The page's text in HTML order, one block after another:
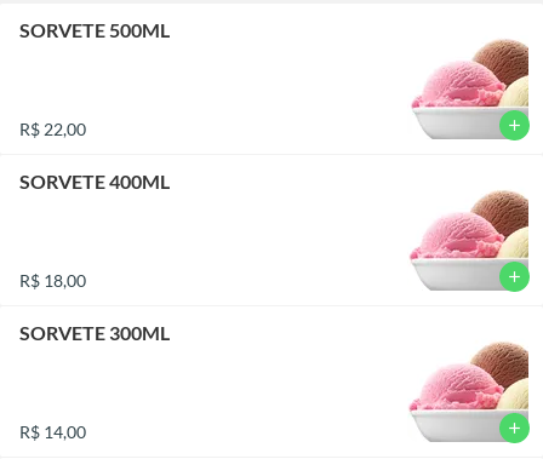
SORVETE 500ML
R$ 22,00 add
SORVETE 400ML
R$ 18,00 add
SORVETE 300ML
R$ 14,00 add